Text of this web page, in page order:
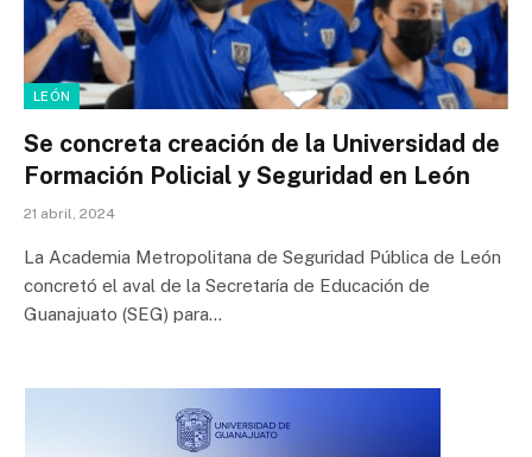
LEÓN
Se concreta creación de la Universidad de
Formación Policial y Seguridad en León
21 abril, 2024
La Academia Metropolitana de Seguridad Pública de León
concretó el aval de la Secretaría de Educación de
Guanajuato (SEG) para…